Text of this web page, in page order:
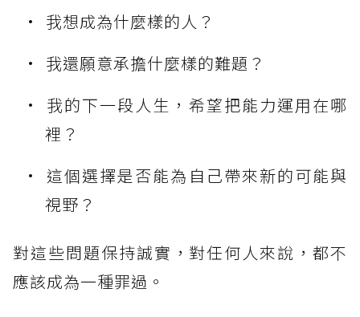
我想成為什麼樣的人？
我還願意承擔什麼樣的難題？
我的下一段人生，希望把能力運用在哪
裡？
這個選擇是否能為自己帶來新的可能與
視野？
對這些問題保持誠實，對任何人來說，都不
應該成為一種罪過。